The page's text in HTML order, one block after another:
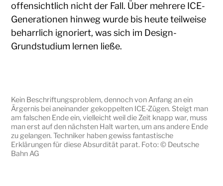
offensichtlich nicht der Fall. Über mehrere ICE-
Generationen hinweg wurde bis heute teilweise
beharrlich ignoriert, was sich im Design-
Grundstudium lernen ließe.
Kein Beschriftungsproblem, dennoch von Anfang an ein
Ärgernis bei aneinander gekoppelten ICE-Zügen. Steigt man
am falschen Ende ein, vielleicht weil die Zeit knapp war, muss
man erst auf den nächsten Halt warten, um ans andere Ende
zu gelangen. Techniker haben gewiss fantastische
Erklärungen für diese Absurdität parat. Foto: © Deutsche
Bahn AG